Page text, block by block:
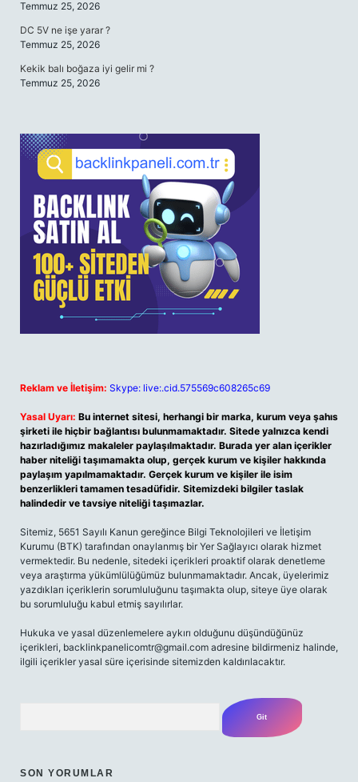
Temmuz 25, 2026
DC 5V ne işe yarar ?
Temmuz 25, 2026
Kekik balı boğaza iyi gelir mi ?
Temmuz 25, 2026
Reklam ve İletişim: Skype: live:.cid.575569c608265c69
Yasal Uyarı: Bu internet sitesi, herhangi bir marka, kurum veya şahıs
şirketi ile hiçbir bağlantısı bulunmamaktadır. Sitede yalnızca kendi
hazırladığımız makaleler paylaşılmaktadır. Burada yer alan içerikler
haber niteliği taşımamakta olup, gerçek kurum ve kişiler hakkında
paylaşım yapılmamaktadır. Gerçek kurum ve kişiler ile isim
benzerlikleri tamamen tesadüfidir. Sitemizdeki bilgiler taslak
halindedir ve tavsiye niteliği taşımazlar.
Sitemiz, 5651 Sayılı Kanun gereğince Bilgi Teknolojileri ve İletişim
Kurumu (BTK) tarafından onaylanmış bir Yer Sağlayıcı olarak hizmet
vermektedir. Bu nedenle, sitedeki içerikleri proaktif olarak denetleme
veya araştırma yükümlülüğümüz bulunmamaktadır. Ancak, üyelerimiz
yazdıkları içeriklerin sorumluluğunu taşımakta olup, siteye üye olarak
bu sorumluluğu kabul etmiş sayılırlar.
Hukuka ve yasal düzenlemelere aykırı olduğunu düşündüğünüz
içerikleri, backlinkpanelicomtr@gmail.com adresine bildirmeniz halinde,
ilgili içerikler yasal süre içerisinde sitemizden kaldırılacaktır.
SON YORUMLAR